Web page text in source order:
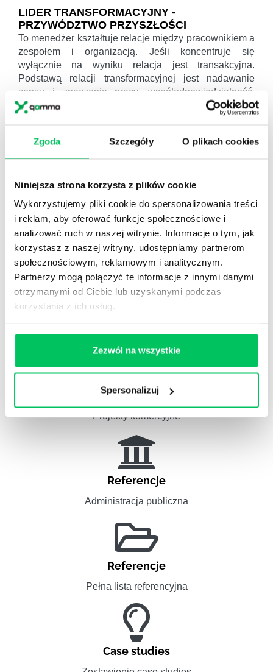
Zgoda Szczegóły O plikach cookies
Niniejsza strona korzysta z plików cookie
Wykorzystujemy pliki cookie do spersonalizowania treści
i reklam, aby oferować funkcje społecznościowe i
analizować ruch w naszej witrynie. Informacje o tym, jak
korzystasz z naszej witryny, udostępniamy partnerom
społecznościowym, reklamowym i analitycznym.
Partnerzy mogą połączyć te informacje z innymi danymi
otrzymanymi od Ciebie lub uzyskanymi podczas
korzystania z ich usług.
Zezwól na wszystkie
Spersonalizuj
LIDER TRANSFORMACYJNY -
PRZYWÓDZTWO PRZYSZŁOŚCI
To menedżer kształtuje relacje między pracownikiem a
zespołem i organizacją. Jeśli koncentruje się
wyłącznie na wyniku relacja jest transakcyjna.
Podstawą relacji transformacyjnej jest nadawanie
sensu i znaczenia pracy, współodpowiedzialność,
rozwijanie ludzi. Dziś mamy czas liderów, a
menedżerowie wyniku stają w obliczu
zakresu? Daj nam znać.
ZAPYTAJ O ROZWIĄZANIA
ODWIEDŹ WIKIGAMMA+
Zobacz nasze
REFERENCJE I CASE STUDIES
Referencje
Projekty komercyjne
Referencje
Administracja publiczna
Referencje
Pełna lista referencyjna
Case studies